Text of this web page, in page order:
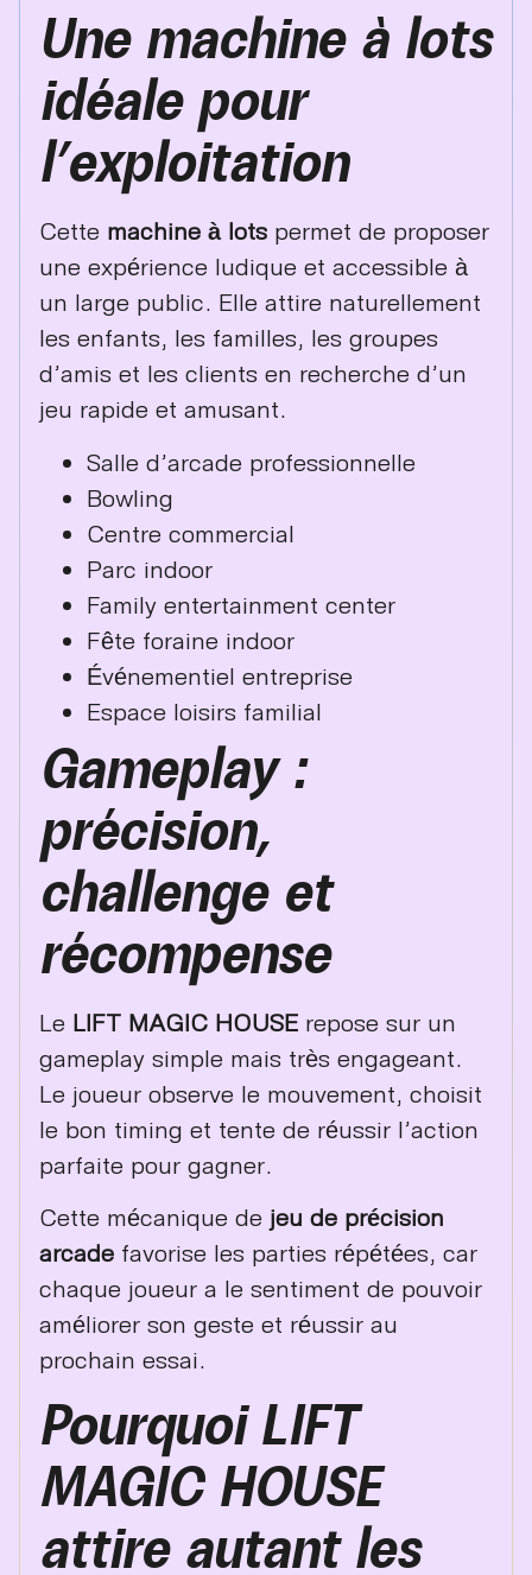
Une machine à lots
idéale pour
l’exploitation
Cette machine à lots permet de proposer
une expérience ludique et accessible à
un large public. Elle attire naturellement
les enfants, les familles, les groupes
d’amis et les clients en recherche d’un
jeu rapide et amusant.
Salle d’arcade professionnelle
Bowling
Centre commercial
Parc indoor
Family entertainment center
Fête foraine indoor
Événementiel entreprise
Espace loisirs familial
Gameplay :
précision,
challenge et
récompense
Le LIFT MAGIC HOUSE repose sur un
gameplay simple mais très engageant.
Le joueur observe le mouvement, choisit
le bon timing et tente de réussir l’action
parfaite pour gagner.
Cette mécanique de jeu de précision
arcade favorise les parties répétées, car
chaque joueur a le sentiment de pouvoir
améliorer son geste et réussir au
prochain essai.
Pourquoi LIFT
MAGIC HOUSE
attire autant les